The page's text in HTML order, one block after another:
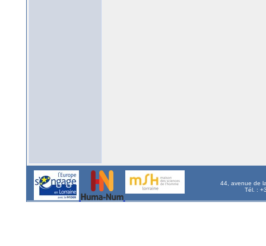
44, avenue de
Tél. :